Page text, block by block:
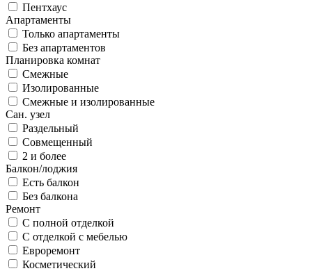
Пентхаус
Апартаменты
Только апартаменты
Без апартаментов
Планировка комнат
Смежные
Изолированные
Смежные и изолированные
Сан. узел
Раздельный
Совмещенный
2 и более
Балкон/лоджия
Есть балкон
Без балкона
Ремонт
С полной отделкой
С отделкой с мебелью
Евроремонт
Косметический